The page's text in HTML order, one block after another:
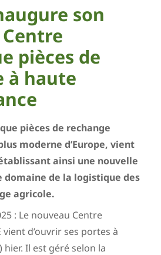
son
pièces de
à haute
pièces de rechange
moderne d’Europe, vient
ainsi une nouvelle
domaine de la logistique des
agricole.
: Le nouveau Centre
vient d’ouvrir ses portes à
hier. Il est géré selon la